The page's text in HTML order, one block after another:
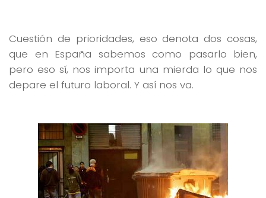
Cuestión de prioridades, eso denota dos cosas,
que en España sabemos como pasarlo bien,
pero eso sí, nos importa una mierda lo que nos
depare el futuro laboral. Y así nos va.